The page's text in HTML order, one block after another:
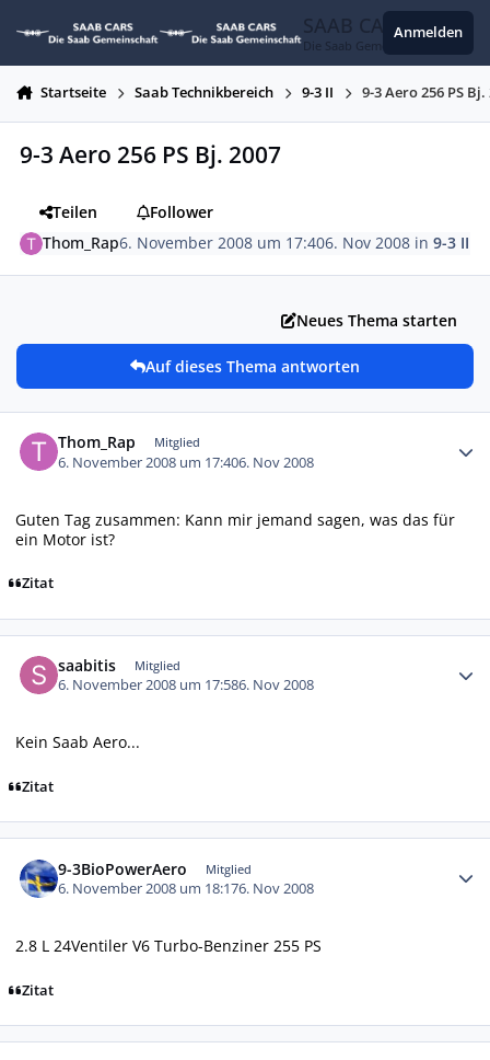
SAAB CARS
Die Saab Gemeinschaft
Anmelden
Startseite Saab Technikbereich 9-3 II 9-3 Aero 256 PS Bj.
9-3 Aero 256 PS Bj. 2007
Teilen
Follower
Thom_Rap6. November 2008 um 17:406. Nov 2008 in9-3 II
Neues Thema starten
Auf dieses Thema antworten
Thom_Rap Mitglied
6. November 2008 um 17:406. Nov 2008
Guten Tag zusammen: Kann mir jemand sagen, was das für
ein Motor ist?
Zitat
saabitis Mitglied
6. November 2008 um 17:586. Nov 2008
Kein Saab Aero...
Zitat
9-3BioPowerAero Mitglied
6. November 2008 um 18:176. Nov 2008
2.8 L 24Ventiler V6 Turbo-Benziner 255 PS
Zitat